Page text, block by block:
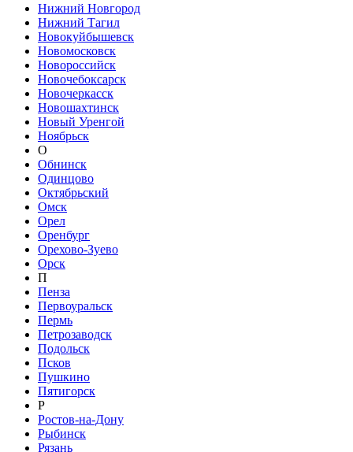
Нижний Новгород
Нижний Тагил
Новокуйбышевск
Новомосковск
Новороссийск
Новочебоксарск
Новочеркасск
Новошахтинск
Новый Уренгой
Ноябрьск
О
Обнинск
Одинцово
Октябрьский
Омск
Орел
Оренбург
Орехово-Зуево
Орск
П
Пенза
Первоуральск
Пермь
Петрозаводск
Подольск
Псков
Пушкино
Пятигорск
Р
Ростов-на-Дону
Рыбинск
Рязань